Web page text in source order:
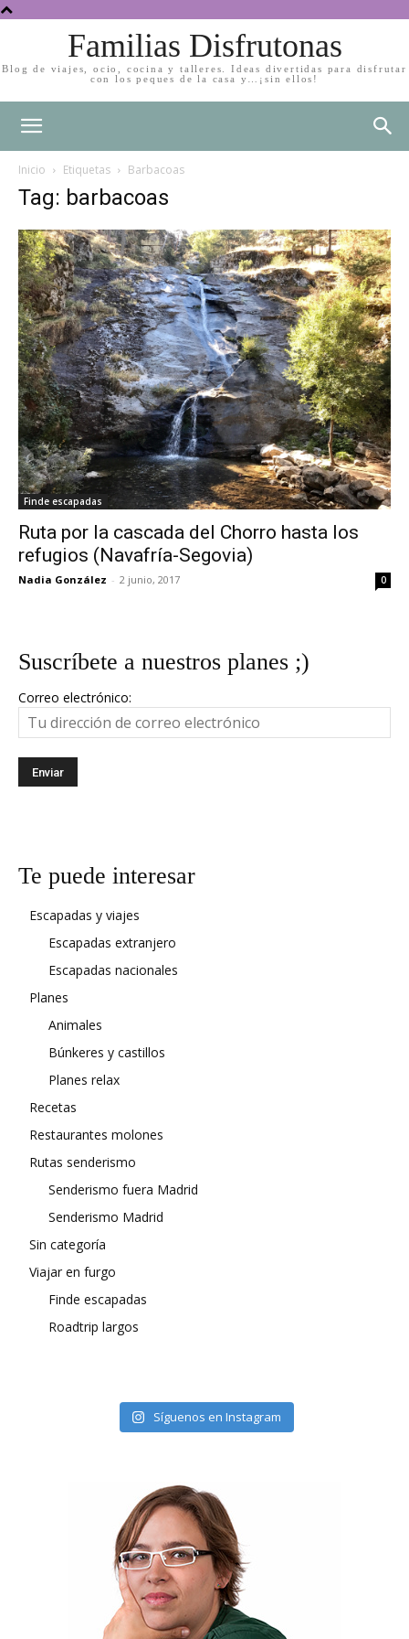
Familias Disfrutonas
Blog de viajes, ocio, cocina y talleres. Ideas divertidas para disfrutar
con los peques de la casa y…¡sin ellos!
Inicio Etiquetas Barbacoas
Tag: barbacoas
Finde escapadas
Ruta por la cascada del Chorro hasta los
refugios (Navafría-Segovia)
Nadia González - 2 junio, 2017 0
Suscríbete a nuestros planes ;)
Correo electrónico:
Te puede interesar
Escapadas y viajes
Escapadas extranjero
Escapadas nacionales
Planes
Animales
Búnkeres y castillos
Planes relax
Recetas
Restaurantes molones
Rutas senderismo
Senderismo fuera Madrid
Senderismo Madrid
Sin categoría
Viajar en furgo
Finde escapadas
Roadtrip largos
Síguenos en Instagram